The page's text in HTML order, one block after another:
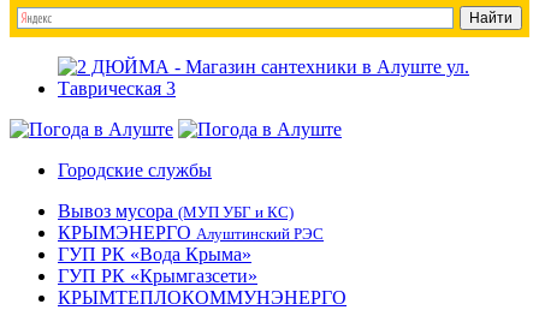
Городские службы
Вывоз мусора (МУП УБГ и КС)
КРЫМЭНЕРГО Алуштинский РЭС
ГУП РК «Вода Крыма»
ГУП РК «Крымгазсети»
КРЫМТЕПЛОКОММУНЭНЕРГО